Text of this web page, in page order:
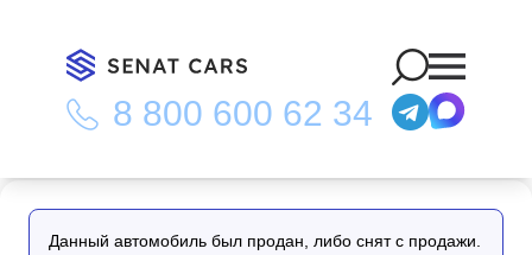
8 800 600 62 34
Главная Каталог/Land Rover Defender 110 P300 X-Dynamic
SE 4WD 4WD
Данный автомобиль был продан, либо снят с продажи.